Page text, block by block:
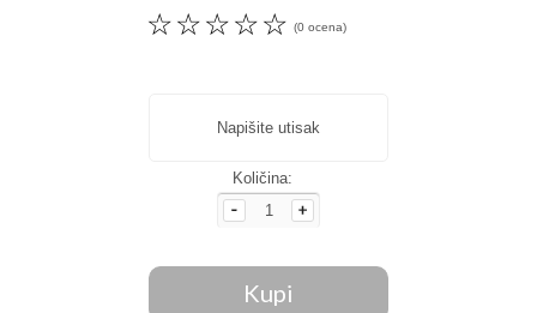
☆
☆
☆
☆
☆ (0 ocena)
Napišite utisak
Količina: